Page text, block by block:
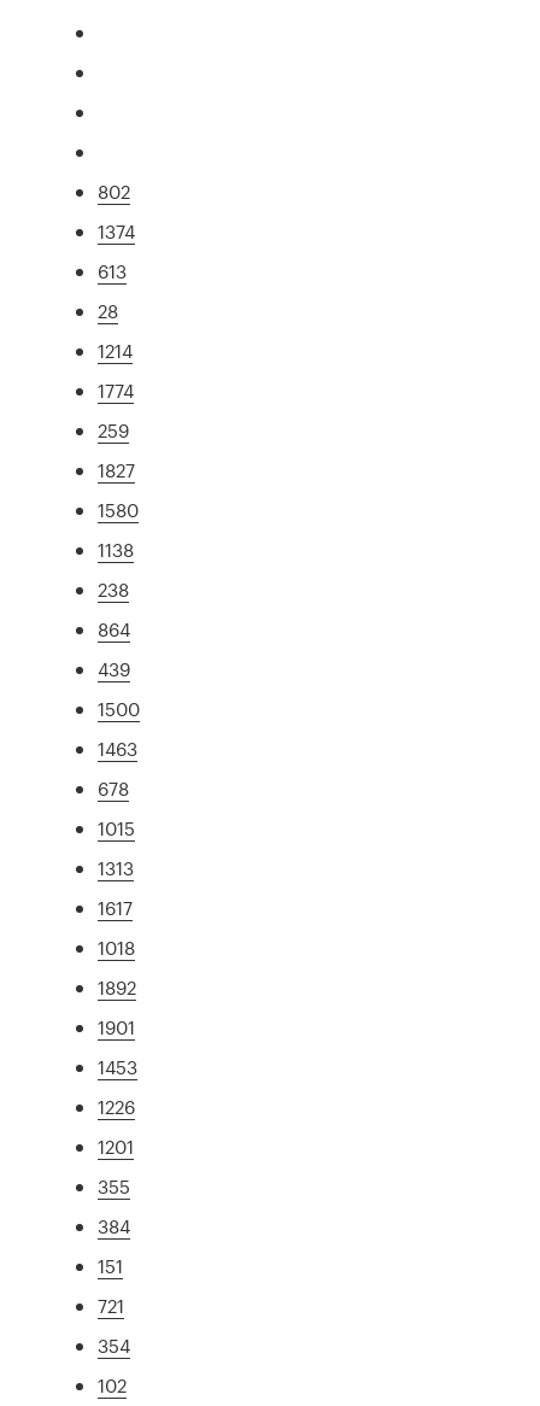
802
1374
613
28
1214
1774
259
1827
1580
1138
238
864
439
1500
1463
678
1015
1313
1617
1018
1892
1901
1453
1226
1201
355
384
151
721
354
102